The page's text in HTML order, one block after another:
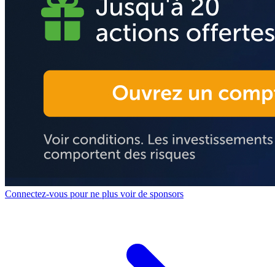
Connectez-vous pour ne plus voir de sponsors